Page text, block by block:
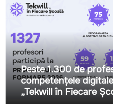
Peste 1.300 de
competențele
„Tekwill în Fiecare